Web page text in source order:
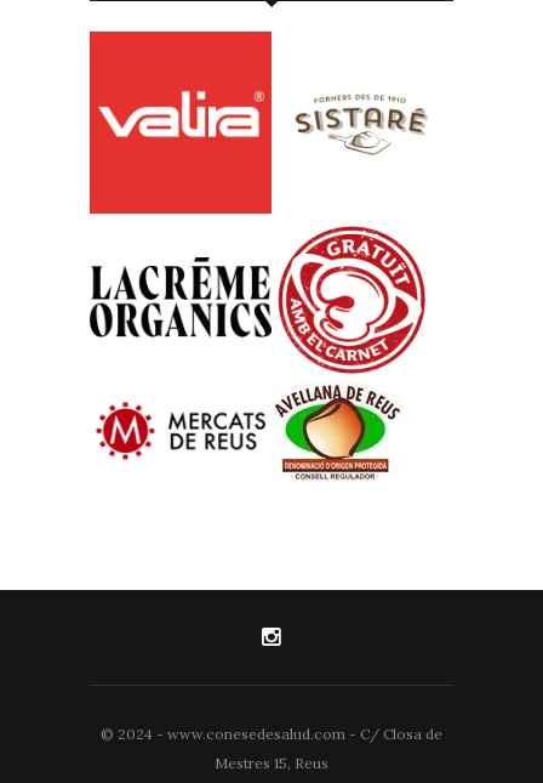
© 2024 - www.conesedesalud.com - C/ Closa de
Mestres 15, Reus